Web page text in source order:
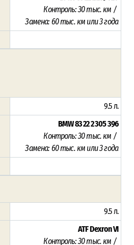
Контроль: 30 тыс. км /
Замена: 60 тыс. км или 3 года
9.5 л.
BMW 83 22 2 305 396
Контроль: 30 тыс. км /
Замена: 60 тыс. км или 3 года
9.5 л.
ATF Dexron VI
Контроль: 30 тыс. км /